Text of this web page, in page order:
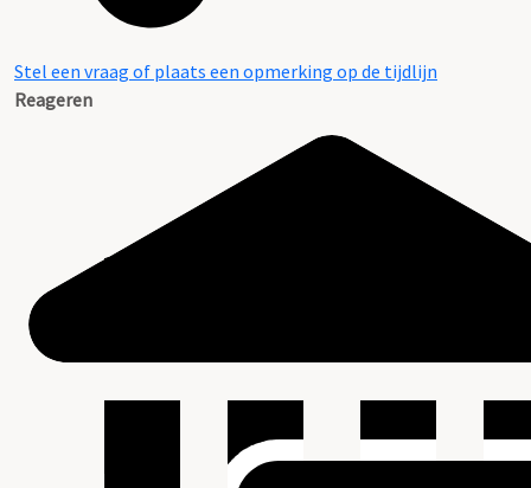
Stel een vraag of plaats een opmerking op de tijdlijn
Reageren